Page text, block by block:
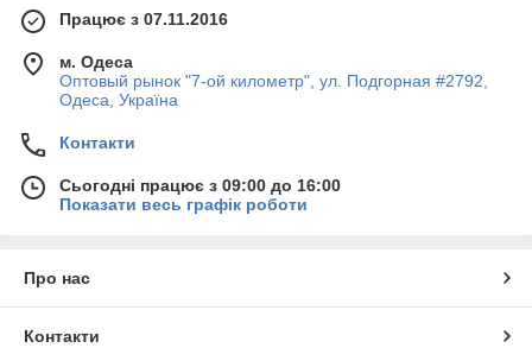
Працює з 07.11.2016
м. Одеса
Оптовый рынок "7-ой километр", ул. Подгорная #2792,
Одеса, Україна
Контакти
Сьогодні працює з 09:00 до 16:00
Показати весь графік роботи
Про нас
Контакти